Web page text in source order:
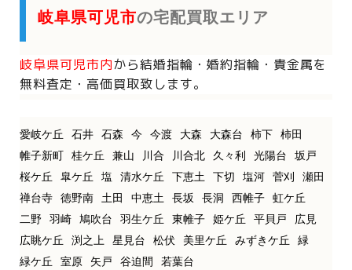
岐阜県可児市の宅配買取エリア
岐阜県可児市内から結婚指輪・婚約指輪・貴金属を
無料査定・高価買取致します。
愛岐ケ丘 石井 石森 今 今渡 大森 大森台 柿下
柿田
帷子新町
桂ケ丘 兼山 川合 川合北 久々利 光陽台
坂戸
桜ケ丘
皐ケ丘 塩 清水ケ丘 下恵土 下切 塩河 菅刈
瀬田
禅台寺
徳野南 土田 中恵土 長坂 長洞 西帷子
虹ケ丘
二野
羽崎 鳩吹台 羽生ケ丘 東帷子 姫ケ丘 平貝戸
広見
広眺ケ丘
渕之上 星見台 松伏 美里ケ丘 みずきケ丘
緑
緑ケ丘
室原 矢戸 谷迫間 若葉台